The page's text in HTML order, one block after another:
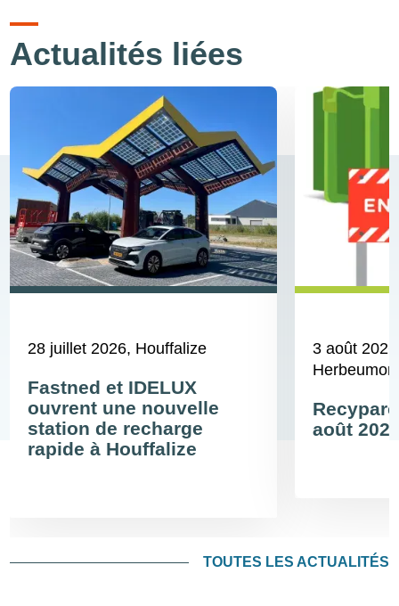
Actualités liées
28 juillet 2026, Houffalize
Fastned et IDELUX
ouvrent une nouvelle
station de recharge
rapide à Houffalize
3 août 2026
août
TOUTES LES ACTUALITÉS